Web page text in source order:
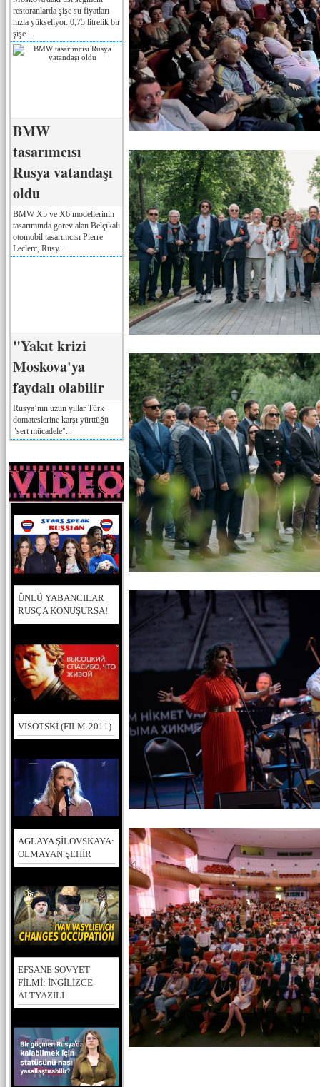
restoranlarda şişe su fiyatları
hızla yükseliyor. 0,75 litrelik bir
şişe ...
BMW
tasarımcısı
Rusya vatandaşı
oldu
BMW X5 ve X6 modellerinin
tasarımında görev alan Belçikalı
otomobil tasarımcısı Pierre
Leclerc, Rusy...
"Yakıt krizi
Moskova'ya
faydalı olabilir
Rusya’nın uzun yıllar Türk
domateslerine karşı yürttüğü
"sert mücadele"...
ÜNLÜ YABANCILAR
RUSÇA KONUŞURSA!
VISOTSKİ (FILM-2011)
AGLAYA ŞİLOVSKAYA:
OLMAYAN ŞEHİR
EFSANE SOVYET
FİLMİ: İNGİLİZCE
ALTYAZILI